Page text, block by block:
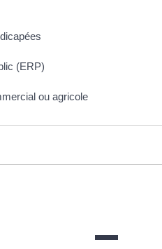
(ERP)
ou agricole